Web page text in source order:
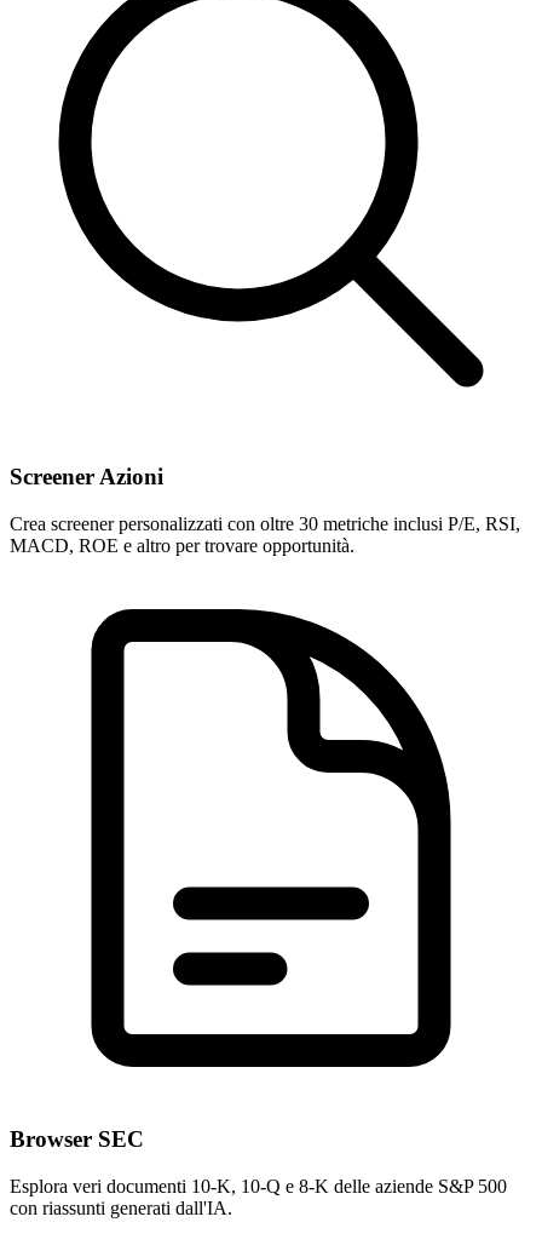
Screener Azioni
Crea screener personalizzati con oltre 30 metriche inclusi P/E, RSI,
MACD, ROE e altro per trovare opportunità.
Browser SEC
Esplora veri documenti 10-K, 10-Q e 8-K delle aziende S&P 500
con riassunti generati dall'IA.